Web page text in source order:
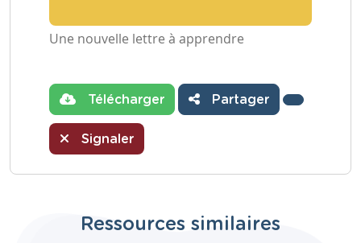
Une nouvelle lettre à apprendre
Télécharger Partager
Signaler
Ressources similaires